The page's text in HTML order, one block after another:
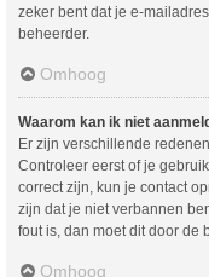
zeker bent dat je e-
beheerder.
Omhoog
Waarom kan ik niet
Er zijn verschillende
Controleer eerst of je
correct zijn, kun je contact
zijn dat je niet verbannen
fout is, dan moet dit door de
Omhoog